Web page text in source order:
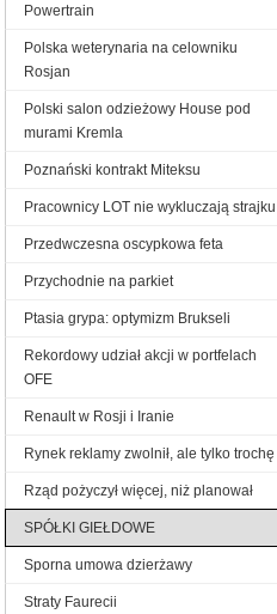
Powertrain
Polska weterynaria na celowniku
Rosjan
Polski salon odzieżowy House pod
murami Kremla
Poznański kontrakt Miteksu
Pracownicy LOT nie wykluczają strajku
Przedwczesna oscypkowa feta
Przychodnie na parkiet
Ptasia grypa: optymizm Brukseli
Rekordowy udział akcji w portfelach
OFE
Renault w Rosji i Iranie
Rynek reklamy zwolnił, ale tylko trochę
Rząd pożyczył więcej, niż planował
SPÓŁKI GIEŁDOWE
Sporna umowa dzierżawy
Straty Faurecii